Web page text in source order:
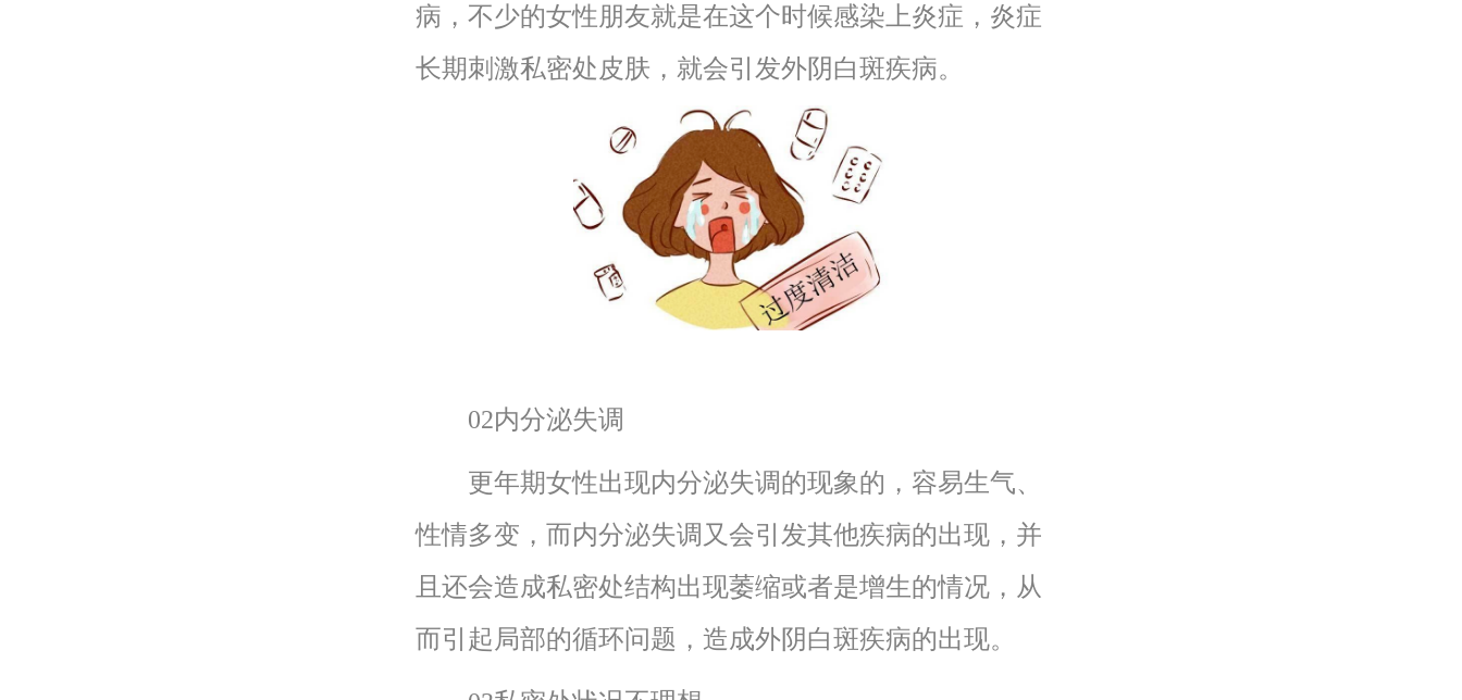
病，不少的女性朋友就是在这个时候感染上炎症，炎症
长期刺激私密处皮肤，就会引发外阴白斑疾病。
02内分泌失调
更年期女性出现内分泌失调的现象的，容易生气、
性情多变，而内分泌失调又会引发其他疾病的出现，并
且还会造成私密处结构出现萎缩或者是增生的情况，从
而引起局部的循环问题，造成外阴白斑疾病的出现。